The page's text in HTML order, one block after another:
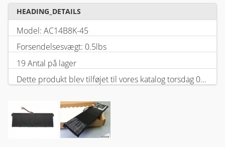
HEADING_DETAILS
Model: AC14B8K-45
Forsendelsesvægt: 0.5lbs
19 Antal på lager
Dette produkt blev tilføjet til vores katalog torsdag 05 februar, 2026.